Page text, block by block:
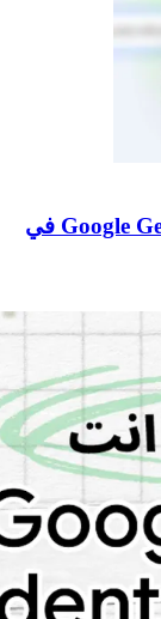
توفير ميزة "الذكاء المخصص" في Google Gemini في